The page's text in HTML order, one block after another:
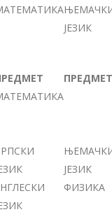
ЈЕЗИК
ПРЕДМЕТ
ЈЕЗИК
ФИЗИКА